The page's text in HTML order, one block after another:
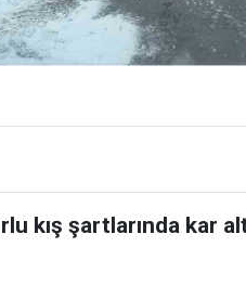
kış şartlarında kar